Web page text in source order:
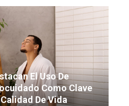
El Uso De
Como Clave
De Vida